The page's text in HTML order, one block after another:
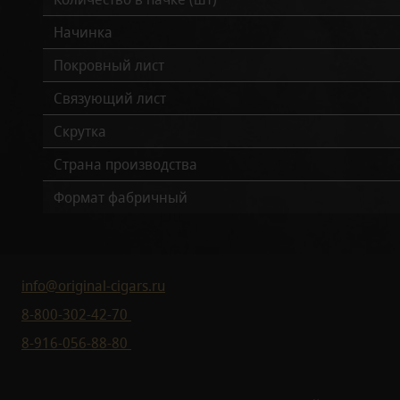
Начинка
Покровный лист
Связующий лист
Скрутка
Страна производства
Формат фабричный
info@original-cigars.ru
8-800-302-42-70
8-916-056-88-80